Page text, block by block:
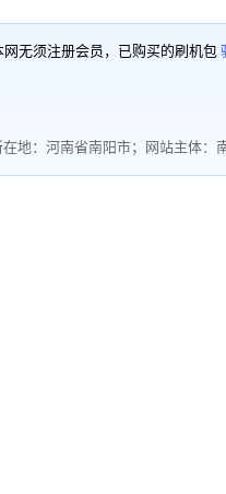
网无须注册会员，已购买的刷机包
在地：河南省南阳市；网站主体：